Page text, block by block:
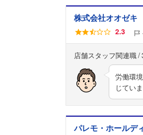
株式会社オオゼキ
2.3
店舗スタッフ関連職
労働環
じてい
パレモ・ホールデ